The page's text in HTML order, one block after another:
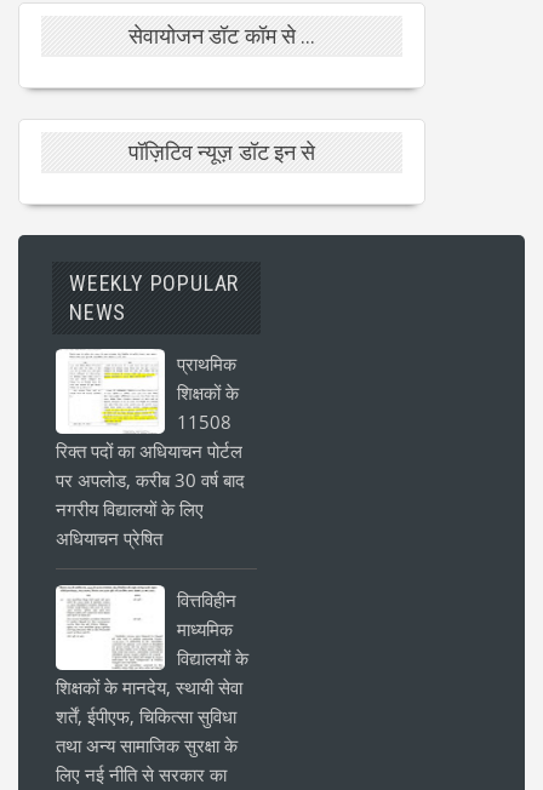
सेवायोजन डॉट कॉम से ...
पॉज़िटिव न्यूज़ डॉट इन से
WEEKLY POPULAR
NEWS
प्राथमिक
शिक्षकों के
11508
रिक्त पदों का अधियाचन पोर्टल
पर अपलोड, करीब 30 वर्ष बाद
नगरीय विद्यालयों के लिए
अधियाचन प्रेषित
वित्तविहीन
माध्यमिक
विद्यालयों के
शिक्षकों के मानदेय, स्थायी सेवा
शर्तें, ईपीएफ, चिकित्सा सुविधा
तथा अन्य सामाजिक सुरक्षा के
लिए नई नीति से सरकार का